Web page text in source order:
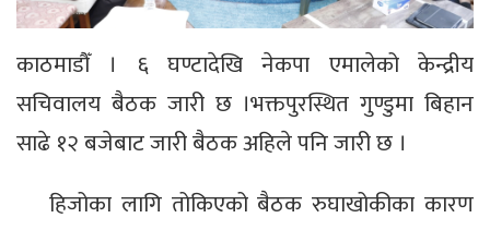
काठमाडौँ । ६ घण्टादेखि नेकपा एमालेको केन्द्रीय
सचिवालय बैठक जारी छ ।भक्तपुरस्थित गुण्डुमा बिहान
साढे १२ बजेबाट जारी बैठक अहिले पनि जारी छ ।
हिजोका लागि तोकिएको बैठक रुघाखोकीका कारण